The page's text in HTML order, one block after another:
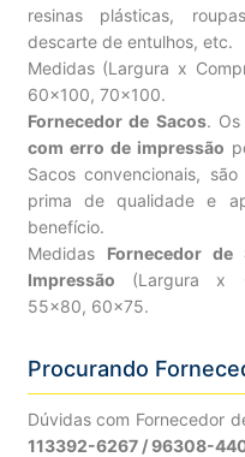
resinas plásticas,
descarte de entulhos, etc.
Medidas (Largura x
60×100, 70×100.
Fornecedor de Sacos. Os
com erro de impressão
Sacos convencionais,
prima de qualidade e
benefício.
Medidas Fornecedor
Impressão (Largura x
55×80, 60×75.
Procurando
Dúvidas com Fornecedor
113392-6267 / 96308-